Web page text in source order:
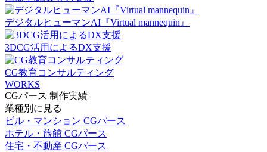
デジタルヒューマンAI『Virtual mannequin』
3DCG活用によるDX支援
CG教育コンサルティング
WORKS
CGパース 制作実績
業種別に見る
ビル・マンション CGパース
ホテル・旅館 CGパース
住宅・不動産 CGパース